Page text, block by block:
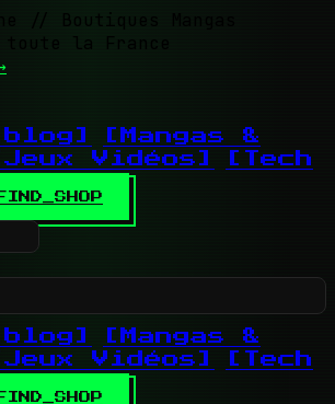
// Boutiques Mangas
toute la France
[Mangas &
Vidéos]
[Tech
[Mangas &
Vidéos]
[Tech